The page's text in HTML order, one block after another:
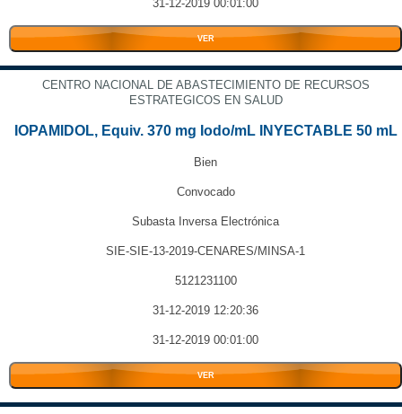
31-12-2019 00:01:00
VER
CENTRO NACIONAL DE ABASTECIMIENTO DE RECURSOS
ESTRATEGICOS EN SALUD
IOPAMIDOL, Equiv. 370 mg Iodo/mL INYECTABLE 50 mL
Bien
Convocado
Subasta Inversa Electrónica
SIE-SIE-13-2019-CENARES/MINSA-1
5121231100
31-12-2019 12:20:36
31-12-2019 00:01:00
VER